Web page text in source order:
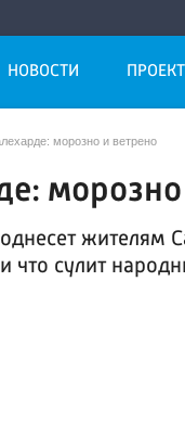
НОВОСТИ
морозно и ветрено
жителям
что сулит